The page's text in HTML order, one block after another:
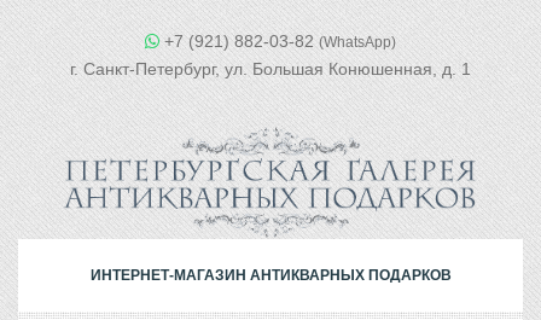
+7 (921) 882-03-82 (WhatsApp)
г. Санкт-Петербург, ул. Большая Конюшенная, д. 1
ИНТЕРНЕТ-МАГАЗИН АНТИКВАРНЫХ ПОДАРКОВ